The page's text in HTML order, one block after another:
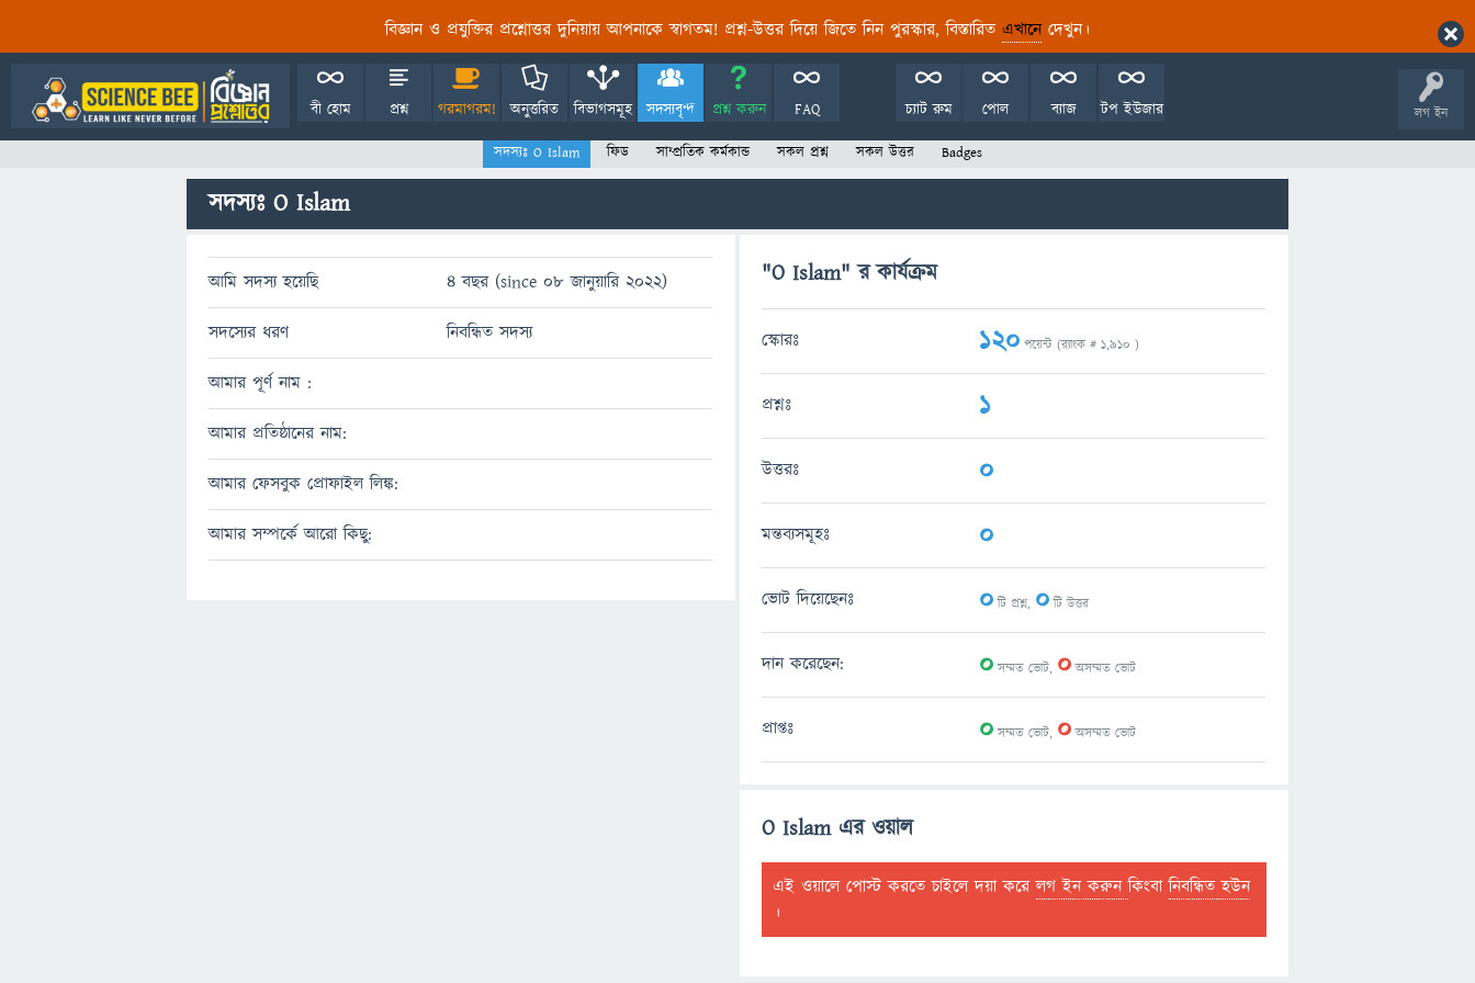
বিজ্ঞান ও প্রযুক্তির প্রশ্নোত্তর দুনিয়ায় আপনাকে স্বাগতম! প্রশ্ন-উত্তর দিয়ে জিতে নিন পুরস্কার, বিস্তারিত এখানেদেখুন।
লগ ইন
বী হোম প্রশ্ন গরমাগরম! অনুত্তরিত বিভাগসমূহ সদস্যবৃন্দ প্রশ্ন করুন FAQ টপ ইউজার
ব্যাজ
পোল
চ্যাট রুম
সদস্যঃ O Islam ফিড সাম্প্রতিক কর্মকান্ড সকল প্রশ্ন সকল উত্তর Badges
সদস্যঃ O Islam
আমি সদস্য হয়েছি 4 বছর (since 08 জানুয়ারি 2022)
সদস্যের ধরণ নিবন্ধিত সদস্য
আমার পূর্ণ নাম :
আমার প্রতিষ্ঠানের নাম:
আমার ফেসবুক প্রোফাইল লিঙ্ক:
আমার সম্পর্কে আরো কিছু:
"O Islam" র কার্যক্রম
স্কোরঃ 120 পয়েন্ট (র‌্যাংক #1,910 )
প্রশ্নঃ 1
উত্তরঃ 0
মন্তব্যসমূহঃ 0
ভোট দিয়েছেনঃ 0টি প্রশ্ন, 0টি উত্তর
দান করেছেন: 0সম্মত ভোট, 0অসম্মত ভোট
প্রাপ্তঃ 0সম্মত ভোট, 0অসম্মত ভোট
O Islam এর ওয়াল
এই ওয়ালে পোস্ট করতে চাইলে দয়া করেলগ ইন করুনকিংবানিবন্ধিত হউন
।